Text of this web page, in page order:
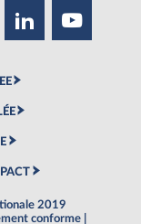
2019
conforme